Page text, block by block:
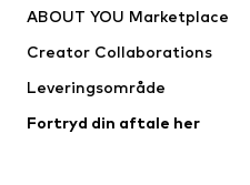
Undertøj
Frakker
Badetøj
ABOUT YOU Marketplace
Creator Collaborations
Leveringsområde
Fortryd din aftale her